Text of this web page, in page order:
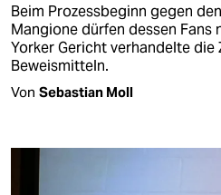
Beim Prozessbeginn gegen
Mangione dürfen dessen Fans
Yorker Gericht verhandelte die
Beweismitteln.
Von Sebastian Moll